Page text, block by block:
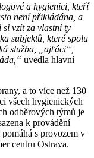
a hygienici, kteří
není přikládána, a
vzít za vlastní ty
subjektů, které spolu
služba, „ajťáci“,
uvedla hlavní
a to více než 130
všech hygienických
odběrových týmů je
k provádění
s provozem v
centru Ostrava.